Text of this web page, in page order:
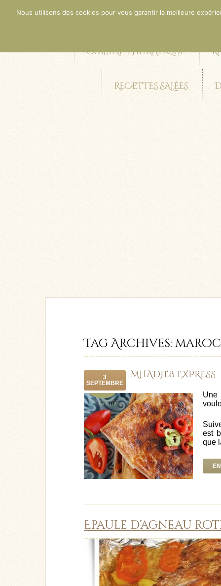
ACCUEIL
CUISINE THÉMATIQUE
RECETTES SALÉES
Tag Archives: maroc
3
SEPTEMBRE
MHADJEB EXPRESS
est
que
Epaule d’agneau
Nous utilisons des cookies pour vous garantir la meilleure